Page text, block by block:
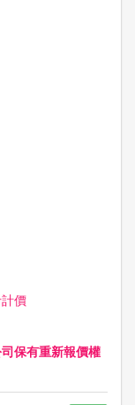
價
保有重新報價權